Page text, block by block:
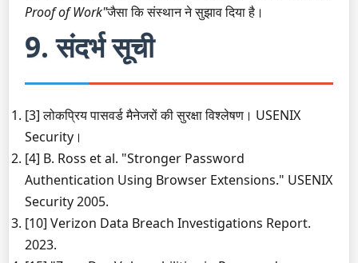
Proof of Work"जैसा कि संस्थान ने सुझाव दिया है।
9. संदर्भ सूची
[3] लोकप्रिय पासवर्ड मैनेजरों की सुरक्षा विश्लेषण। USENIX
Security।
[4] B. Ross et al. "Stronger Password
Authentication Using Browser Extensions." USENIX
Security 2005.
[10] Verizon Data Breach Investigations Report.
2023.